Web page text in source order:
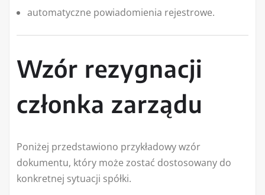
automatyczne powiadomienia rejestrowe.
Wzór rezygnacji
członka zarządu
Poniżej przedstawiono przykładowy wzór
dokumentu, który może zostać dostosowany do
konkretnej sytuacji spółki.